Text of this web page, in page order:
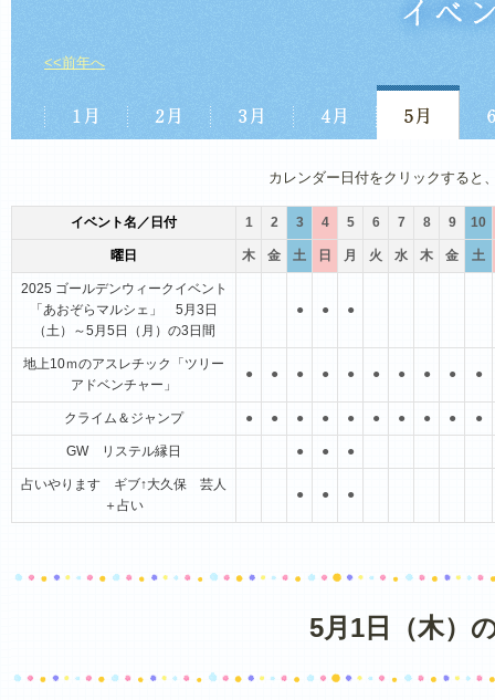
<<前年へ
カレンダー日付をクリックすると
イベント名／日付 1 2 3 4 5 6 7 8 9 10
曜日 木 金 土 日 月 火 水 木 金 土
2025 ゴールデンウィークイベント
「あおぞらマルシェ」 5月3日
（土）～5月5日（月）の3日間
● ● ●
地上10ｍのアスレチック「ツリー
アドベンチャー」
● ● ● ● ● ● ● ● ● ●
クライム＆ジャンプ ● ● ● ● ● ● ● ● ● ●
GW リステル縁日 ● ● ●
占いやります ギブ↑大久保 芸人
＋占い
● ● ●
5月1日（木）